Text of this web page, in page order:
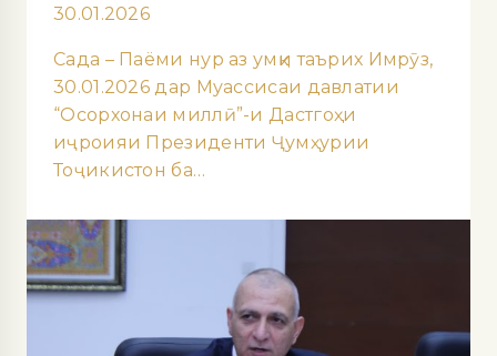
30.01.2026
Сада – Паёми нур аз умқи таърих Имрӯз,
30.01.2026 дар Муассисаи давлатии
“Осорхонаи миллӣ”-и Дастгоҳи
иҷроияи Президенти Ҷумҳурии
Тоҷикистон ба…